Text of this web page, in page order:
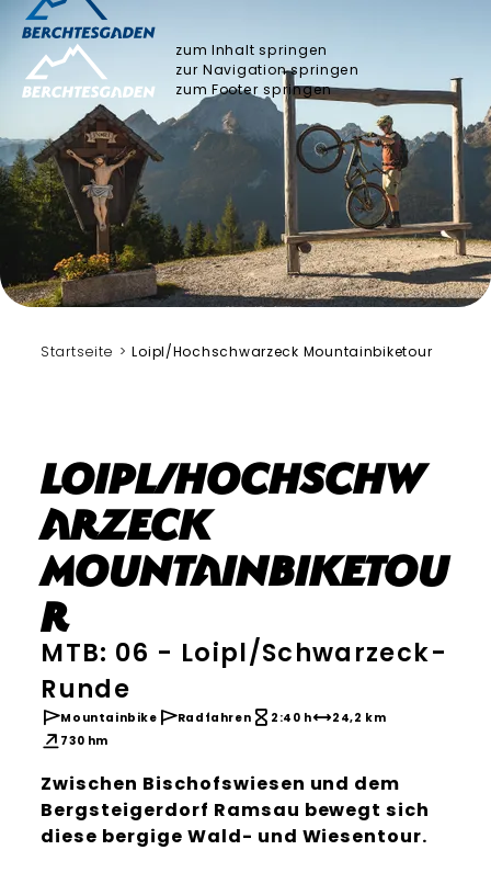
zum Inhalt springen
zur Navigation springen
zum Footer springen
Startseite Loipl/Hochschwarzeck Mountainbiketour
Loipl/Hochschw
arzeck
Mountainbiketou
r
MTB: 06 - Loipl/Schwarzeck-
Runde
Mountainbike Radfahren 2:40 h
24,2 km
730 hm
Zwischen Bischofswiesen und dem
Bergsteigerdorf Ramsau bewegt sich
diese bergige Wald- und Wiesentour.